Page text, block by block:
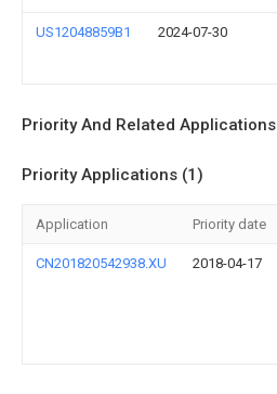
US12048859B1 2024-07-30
Priority And Related Applications
Priority Applications (1)
Application Priority date
CN201820542938.XU 2018-04-17